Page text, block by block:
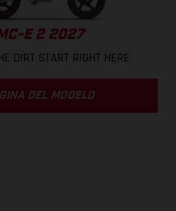
E 2 2027
DIRT START RIGHT HERE
DEL MODELO